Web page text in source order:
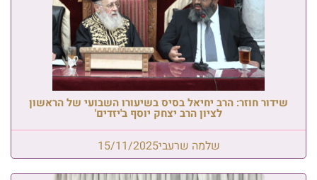
שידור חוזר: הרב יחיאל בסיס בשיעורו השבועי של הראשון
לציון הרב יצחק יוסף ב'יזדים'
שלמה שרעבי15/11/2025